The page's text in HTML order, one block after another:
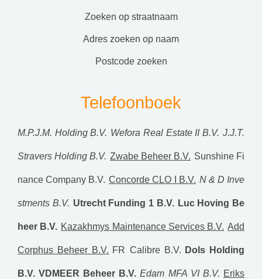
zoeken op straatnaam
adres zoeken op naam
postcode zoeken
Telefoonboek
M.P.J.M. Holding B.V. Wefora Real Estate II B.V. J.J.T.
Stravers Holding B.V. Zwabe Beheer B.V. Sunshine Fi
nance Company B.V. Concorde CLO I B.V. N & D Inve
stments B.V. Utrecht Funding 1 B.V. Luc Hoving Be
heer B.V. Kazakhmys Maintenance Services B.V. Add
Corphus Beheer B.V. FR Calibre B.V. Dols Holding
B.V. VDMEER Beheer B.V. Edam MFA VI B.V. Eriks